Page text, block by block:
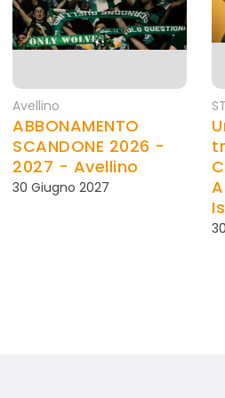
Avellino
ABBONAMENTO
SCANDONE 2026 -
2027 - Avellino
30 Giugno 2027